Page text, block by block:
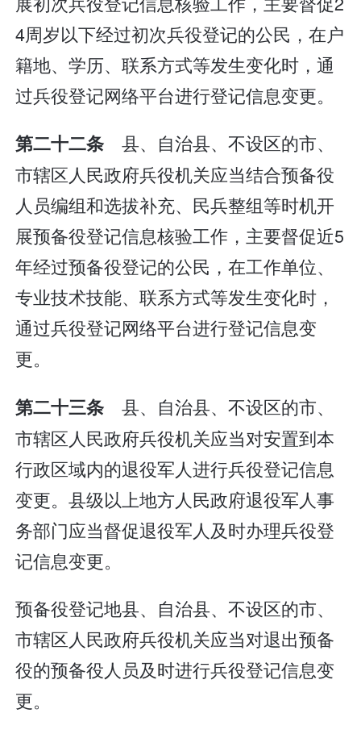
4周岁以下经过初次兵役登记的公民，在户
籍地、学历、联系方式等发生变化时，通
过兵役登记网络平台进行登记信息变更。
第二十二条 县、自治县、不设区的市、
市辖区人民政府兵役机关应当结合预备役
人员编组和选拔补充、民兵整组等时机开
展预备役登记信息核验工作，主要督促近5
年经过预备役登记的公民，在工作单位、
专业技术技能、联系方式等发生变化时，
通过兵役登记网络平台进行登记信息变
更。
第二十三条 县、自治县、不设区的市、
市辖区人民政府兵役机关应当对安置到本
行政区域内的退役军人进行兵役登记信息
变更。县级以上地方人民政府退役军人事
务部门应当督促退役军人及时办理兵役登
记信息变更。
预备役登记地县、自治县、不设区的市、
市辖区人民政府兵役机关应当对退出预备
役的预备役人员及时进行兵役登记信息变
更。